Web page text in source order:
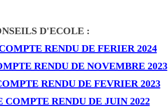
D'ECOLE :
RENDU DE FERIER 2024
RENDU DE NOVEMBRE 2023
RENDU DE FEVRIER 2023
COMPTE RENDU DE JUIN 2022